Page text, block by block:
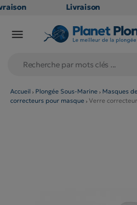
Livraison
en point
79€
(hors
produits

Accueil Plongée Sous-Marine Masques
correcteurs pour masque Verre